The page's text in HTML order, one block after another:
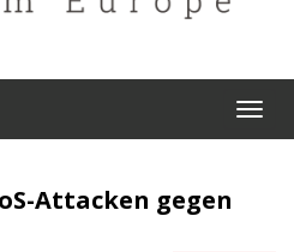
Attacken gegen